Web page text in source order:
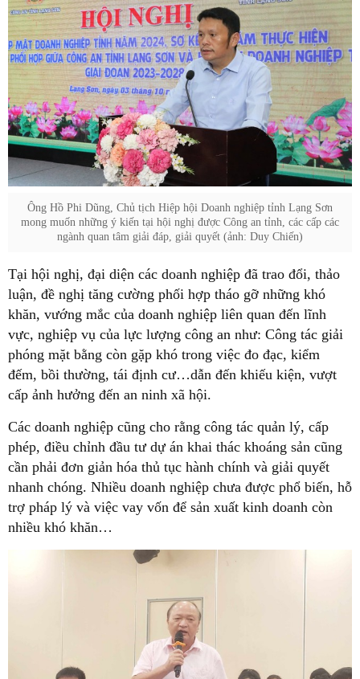
Ông Hồ Phi Dũng, Chủ tịch Hiệp hội Doanh nghiệp tỉnh Lạng Sơn
mong muốn những ý kiến tại hội nghị được Công an tỉnh, các cấp các
ngành quan tâm giải đáp, giải quyết (ảnh: Duy Chiến)
Tại hội nghị, đại diện các doanh nghiệp đã trao đổi, thảo
luận, đề nghị tăng cường phối hợp tháo gỡ những khó
khăn, vướng mắc của doanh nghiệp liên quan đến lĩnh
vực, nghiệp vụ của lực lượng công an như: Công tác giải
phóng mặt bằng còn gặp khó trong việc đo đạc, kiểm
đếm, bồi thường, tái định cư…dẫn đến khiếu kiện, vượt
cấp ảnh hưởng đến an ninh xã hội.
Các doanh nghiệp cũng cho rằng công tác quản lý, cấp
phép, điều chỉnh đầu tư dự án khai thác khoáng sản cũng
cần phải đơn giản hóa thủ tục hành chính và giải quyết
nhanh chóng. Nhiều doanh nghiệp chưa được phổ biến, hỗ
trợ pháp lý và việc vay vốn để sản xuất kinh doanh còn
nhiều khó khăn…